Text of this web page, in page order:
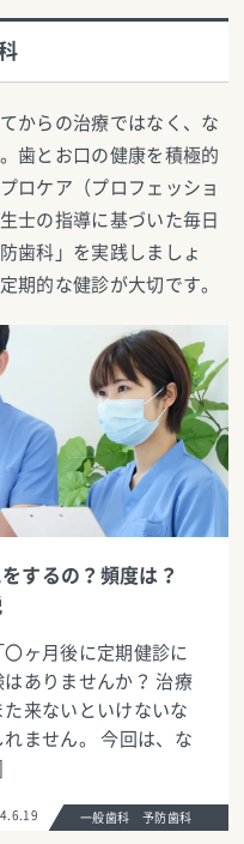
からの治療ではなく、な
歯とお口の健康を積極的
ロケア（プロフェッショ
士の指導に基づいた毎日
歯科」を実践しましょ
期的な健診が大切です。
するの？頻度は？
ヶ月後に定期健診に
ありませんか？ 治療
来ないといけないな
ません。 今回は、な
一般歯科 予防歯科